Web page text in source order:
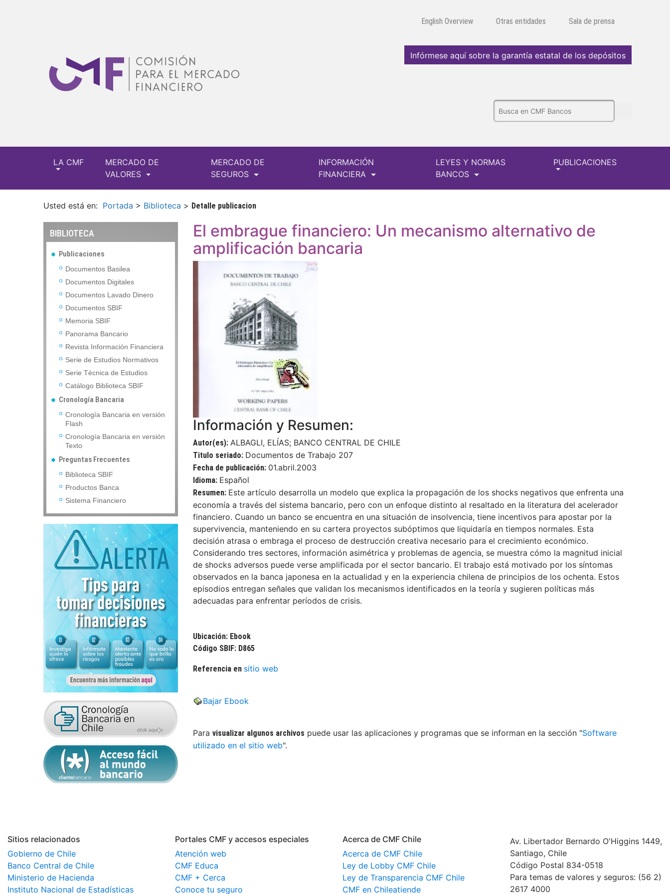
English Overview Otras entidades Sala de prensa
Infórmese aquí sobre la garantía estatal de los depósitos
LA CMF
MERCADO DE
VALORES
MERCADO DE
SEGUROS
INFORMACIÓN
FINANCIERA
LEYES Y NORMAS
BANCOS
PUBLICACIONES
Usted está en: Portada > Biblioteca > Detalle publicacion
BIBLIOTECA
Publicaciones
Documentos Basilea
Documentos Digitales
Documentos Lavado Dinero
Documentos SBIF
Memoria SBIF
Panorama Bancario
Revista Información Financiera
Serie de Estudios Normativos
Serie Técnica de Estudios
Catálogo Biblioteca SBIF
Cronología Bancaria
Cronología Bancaria en versión
Flash
Cronología Bancaria en versión
Texto
Preguntas Frecuentes
Biblioteca SBIF
Productos Banca
Sistema Financiero
El embrague financiero: Un mecanismo alternativo de
amplificación bancaria
Información y Resumen:
Autor(es): ALBAGLI, ELÍAS; BANCO CENTRAL DE CHILE
Titulo seriado: Documentos de Trabajo 207
Fecha de publicación: 01.abril.2003
Idioma: Español
Resumen: Este artículo desarrolla un modelo que explica la propagación de los shocks negativos que enfrenta una
economía a través del sistema bancario, pero con un enfoque distinto al resaltado en la literatura del acelerador
financiero. Cuando un banco se encuentra en una situación de insolvencia, tiene incentivos para apostar por la
supervivencia, manteniendo en su cartera proyectos subóptimos que liquidaría en tiempos normales. Esta
decisión atrasa o embraga el proceso de destrucción creativa necesario para el crecimiento económico.
Considerando tres sectores, información asimétrica y problemas de agencia, se muestra cómo la magnitud inicial
de shocks adversos puede verse amplificada por el sector bancario. El trabajo está motivado por los síntomas
observados en la banca japonesa en la actualidad y en la experiencia chilena de principios de los ochenta. Estos
episodios entregan señales que validan los mecanismos identificados en la teoría y sugieren políticas más
adecuadas para enfrentar períodos de crisis.
Ubicación: Ebook
Código SBIF: D865
Referencia en sitio web
Bajar Ebook
Para visualizar algunos archivos puede usar las aplicaciones y programas que se informan en la sección "Software
utilizado en el sitio web".
Sitios relacionados
Gobierno de Chile
Banco Central de Chile
Ministerio de Hacienda
Instituto Nacional de Estadísticas
Portales CMF y accesos especiales
Atención web
CMF Educa
CMF + Cerca
Conoce tu seguro
Acerca de CMF Chile
Acerca de CMF Chile
Ley de Lobby CMF Chile
Ley de Transparencia CMF Chile
CMF en Chileatiende
Av. Libertador Bernardo O'Higgins 1449,
Santiago, Chile
Código Postal 834-0518
Para temas de valores y seguros: (56 2)
2617 4000